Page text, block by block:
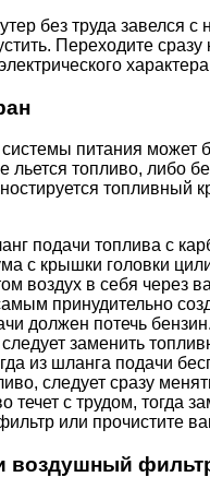
без труда завелся с
Переходите сразу
системы питания может
льется топливо, либо
топливный
подачи топлива с
с крышки головки
воздух в себя через
принудительно
должен потечь
заменить
из шланга подачи
следует сразу
течет с трудом, тогда
или прочистите
воздушный